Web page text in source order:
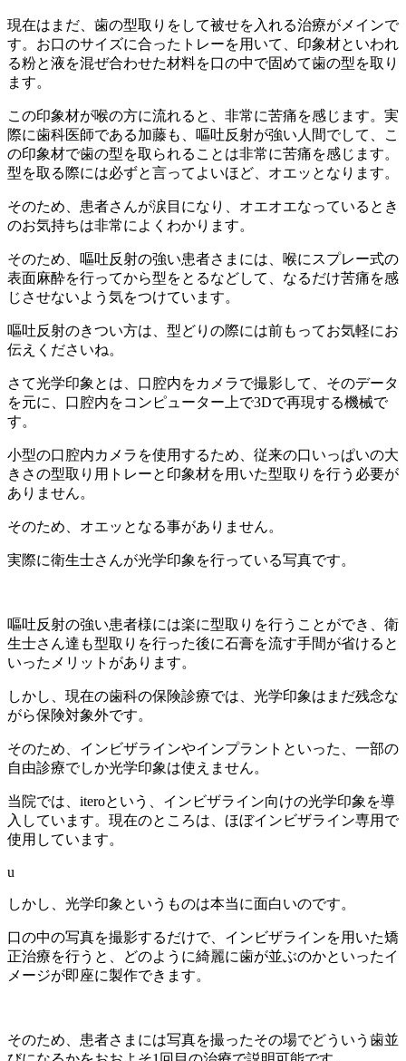
現在はまだ、歯の型取りをして被せを入れる治療がメインで
す。お口のサイズに合ったトレーを用いて、印象材といわれ
る粉と液を混ぜ合わせた材料を口の中で固めて歯の型を取り
ます。
この印象材が喉の方に流れると、非常に苦痛を感じます。実
際に歯科医師である加藤も、嘔吐反射が強い人間でして、こ
の印象材で歯の型を取られることは非常に苦痛を感じます。
型を取る際には必ずと言ってよいほど、オエッとなります。
そのため、患者さんが涙目になり、オエオエなっているとき
のお気持ちは非常によくわかります。
そのため、嘔吐反射の強い患者さまには、喉にスプレー式の
表面麻酔を行ってから型をとるなどして、なるだけ苦痛を感
じさせないよう気をつけています。
嘔吐反射のきつい方は、型どりの際には前もってお気軽にお
伝えくださいね。
さて光学印象とは、口腔内をカメラで撮影して、そのデータ
を元に、口腔内をコンピューター上で3Dで再現する機械で
す。
小型の口腔内カメラを使用するため、従来の口いっぱいの大
きさの型取り用トレーと印象材を用いた型取りを行う必要が
ありません。
そのため、オエッとなる事がありません。
実際に衛生士さんが光学印象を行っている写真です。
嘔吐反射の強い患者様には楽に型取りを行うことができ、衛
生士さん達も型取りを行った後に石膏を流す手間が省けると
いったメリットがあります。
しかし、現在の歯科の保険診療では、光学印象はまだ残念な
がら保険対象外です。
そのため、インビザラインやインプラントといった、一部の
自由診療でしか光学印象は使えません。
当院では、iteroという、インビザライン向けの光学印象を導
入しています。現在のところは、ほぼインビザライン専用で
使用しています。
u
しかし、光学印象というものは本当に面白いのです。
口の中の写真を撮影するだけで、インビザラインを用いた矯
正治療を行うと、どのように綺麗に歯が並ぶのかといったイ
メージが即座に製作できます。
そのため、患者さまには写真を撮ったその場でどういう歯並